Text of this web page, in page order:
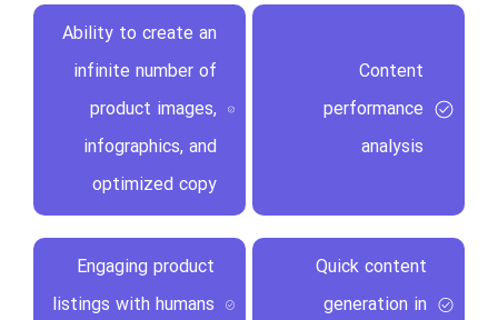
Content
performance
analysis
Ability to create an
infinite number of
product images,
infographics, and
optimized copy
Quick content
generation in
Engaging product
listings with humans